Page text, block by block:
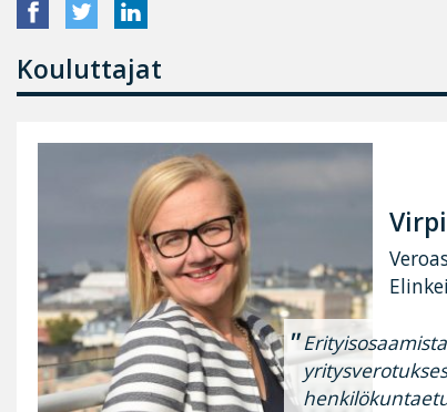
Kouluttajat